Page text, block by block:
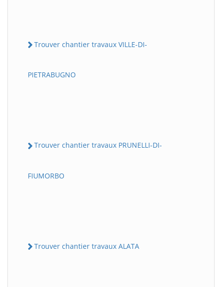
Trouver chantier travaux VILLE-DI-
PIETRABUGNO
Trouver chantier travaux PRUNELLI-DI-
FIUMORBO
Trouver chantier travaux ALATA